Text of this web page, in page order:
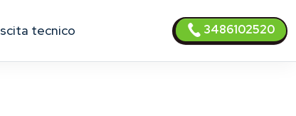
uscita tecnico 3486102520